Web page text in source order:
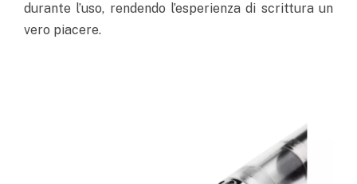
durante l’uso, rendendo l’esperienza di scrittura un
vero piacere.